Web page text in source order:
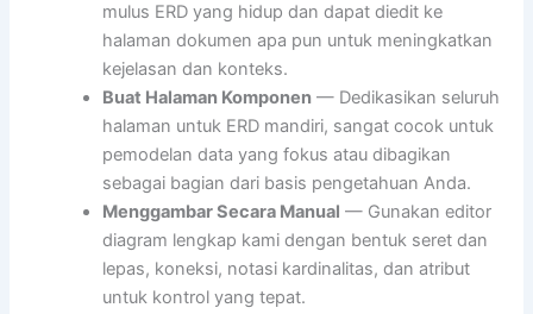
mulus ERD yang hidup dan dapat diedit ke
halaman dokumen apa pun untuk meningkatkan
kejelasan dan konteks.
Buat Halaman Komponen — Dedikasikan seluruh
halaman untuk ERD mandiri, sangat cocok untuk
pemodelan data yang fokus atau dibagikan
sebagai bagian dari basis pengetahuan Anda.
Menggambar Secara Manual — Gunakan editor
diagram lengkap kami dengan bentuk seret dan
lepas, koneksi, notasi kardinalitas, dan atribut
untuk kontrol yang tepat.